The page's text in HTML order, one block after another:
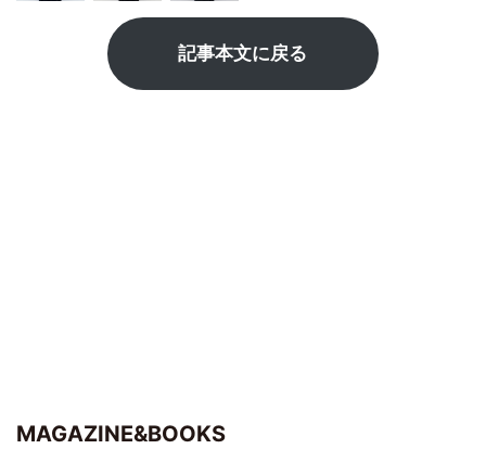
記事本文に戻る
MAGAZINE&BOOKS